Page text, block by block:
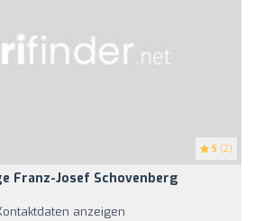
5 (2)
Franz-Josef Schovenberg
anzeigen